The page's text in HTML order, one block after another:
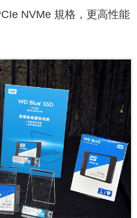
NVMe 規格，更高性能